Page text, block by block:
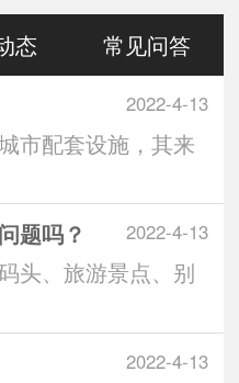
态 常见问答
2022-4-13
市配套设施，其来
2022-4-13
题吗？
头、旅游景点、别
2022-4-13